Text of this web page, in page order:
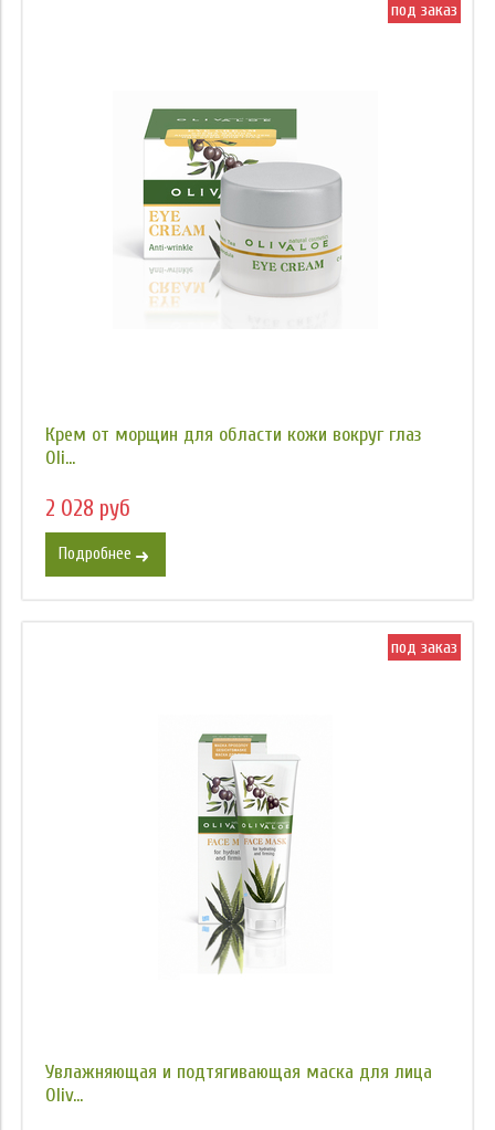
под заказ
Крем от морщин для области кожи вокруг глаз
Oli...
2 028 руб
Подробнее
под заказ
Увлажняющая и подтягивающая маска для лица
Oliv...